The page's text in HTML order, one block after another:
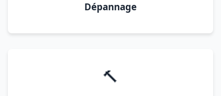
Dépannage
🔨